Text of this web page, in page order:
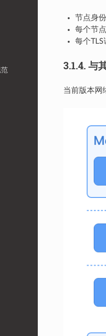
节点身
每个节
每个
3.1.4. 与
当前版本网